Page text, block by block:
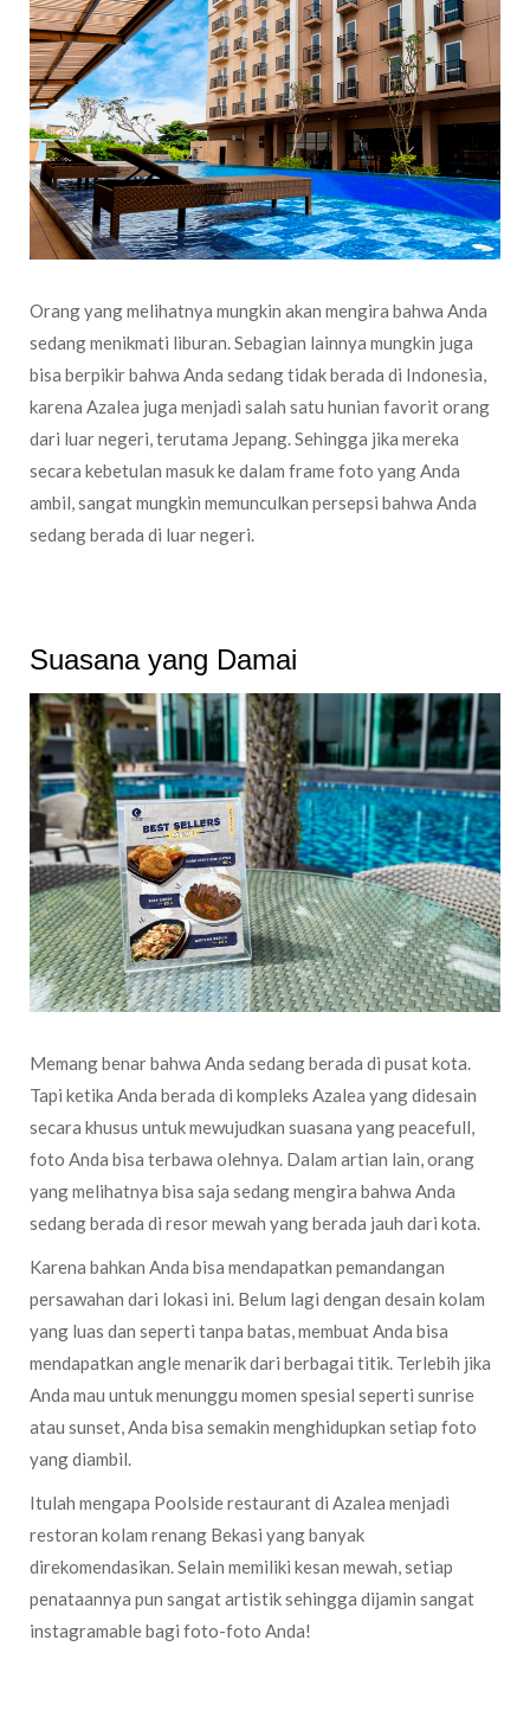
Orang yang melihatnya mungkin akan mengira bahwa Anda
sedang menikmati liburan. Sebagian lainnya mungkin juga
bisa berpikir bahwa Anda sedang tidak berada di Indonesia,
karena Azalea juga menjadi salah satu hunian favorit orang
dari luar negeri, terutama Jepang. Sehingga jika mereka
secara kebetulan masuk ke dalam frame foto yang Anda
ambil, sangat mungkin memunculkan persepsi bahwa Anda
sedang berada di luar negeri.
Suasana yang Damai
Memang benar bahwa Anda sedang berada di pusat kota.
Tapi ketika Anda berada di kompleks Azalea yang didesain
secara khusus untuk mewujudkan suasana yang peacefull,
foto Anda bisa terbawa olehnya. Dalam artian lain, orang
yang melihatnya bisa saja sedang mengira bahwa Anda
sedang berada di resor mewah yang berada jauh dari kota.
Karena bahkan Anda bisa mendapatkan pemandangan
persawahan dari lokasi ini. Belum lagi dengan desain kolam
yang luas dan seperti tanpa batas, membuat Anda bisa
mendapatkan angle menarik dari berbagai titik. Terlebih jika
Anda mau untuk menunggu momen spesial seperti sunrise
atau sunset, Anda bisa semakin menghidupkan setiap foto
yang diambil.
Itulah mengapa Poolside restaurant di Azalea menjadi
restoran kolam renang Bekasi yang banyak
direkomendasikan. Selain memiliki kesan mewah, setiap
penataannya pun sangat artistik sehingga dijamin sangat
instagramable bagi foto-foto Anda!